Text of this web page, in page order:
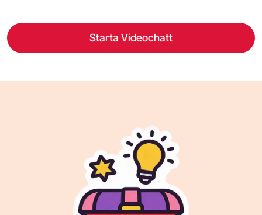
Starta Videochatt